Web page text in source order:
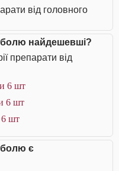
від головного
болю найдешевші?
препарати від
6 шт
6 шт
6 шт
болю є